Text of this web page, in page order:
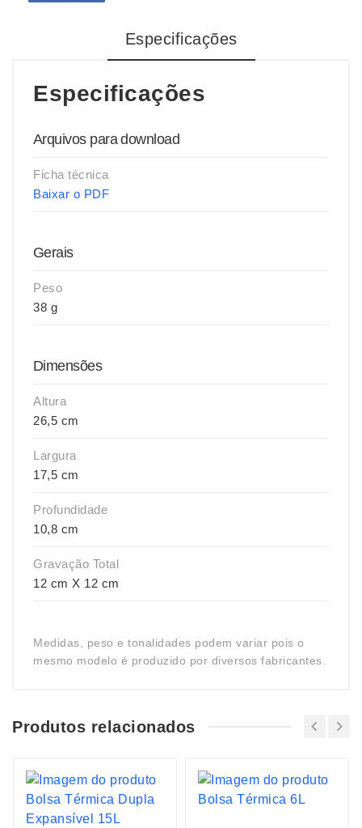
Especificações
Especificações
Arquivos para download
Ficha técnica
Baixar o PDF
Gerais
Peso
38 g
Dimensões
Altura
26,5 cm
Largura
17,5 cm
Profundidade
10,8 cm
Gravação Total
12 cm X 12 cm
Medidas, peso e tonalidades podem variar pois o
mesmo modelo é produzido por diversos fabricantes.
Produtos relacionados